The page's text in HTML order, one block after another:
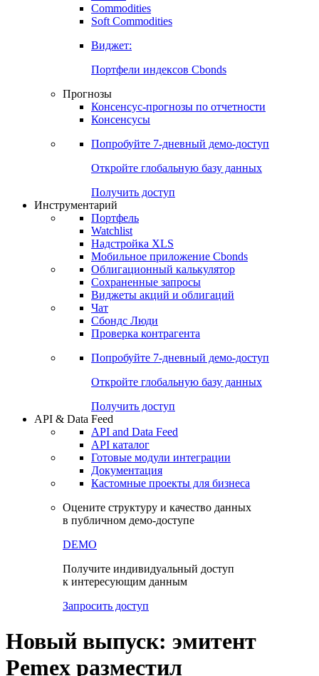
Commodities
Золото
Бензин
Soft Commodities
Виджет:
Портфели индексов Cbonds
Прогнозы
Консенсусы
Попробуйте7-дневный
Откройте глобальную базу данных
Получить доступ
Инструментарий
Портфель
Watchlist
Надстройка XLS
Мобильное приложение Cbonds
Облигационный калькулятор
Сохраненные запросы
Чат
Проверка контрагента
Попробуйте7-дневный
Откройте глобальную базу данных
Получить доступ
API & Data Feed
API and Data Feed
Готовые модули интеграции
Документация
в публичном демо-доступе
к интересующим данным
Запросить доступ